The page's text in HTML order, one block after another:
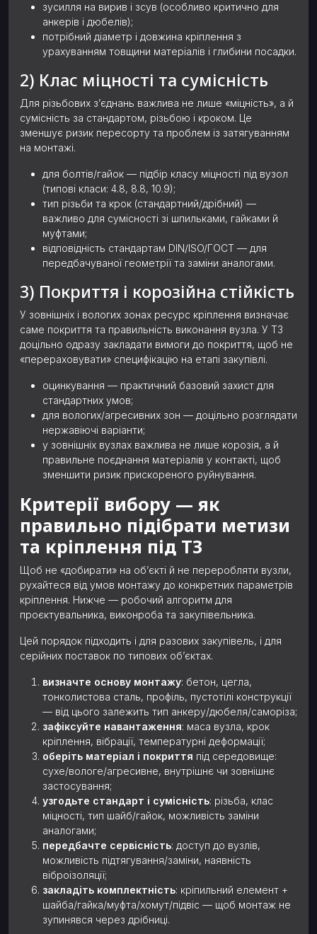
зусилля на вирив і зсув (особливо критично для
анкерів і дюбелів);
потрібний діаметр і довжина кріплення з
урахуванням товщини матеріалів і глибини посадки.
2) Клас міцності та сумісність
Для різьбових з’єднань важлива не лише «міцність», а й
сумісність за стандартом, різьбою і кроком. Це
зменшує ризик пересорту та проблем із затягуванням
на монтажі.
для болтів/гайок — підбір класу міцності під вузол
(типові класи: 4.8, 8.8, 10.9);
тип різьби та крок (стандартний/дрібний) —
важливо для сумісності зі шпильками, гайками й
муфтами;
відповідність стандартам DIN/ISO/ГОСТ — для
передбачуваної геометрії та заміни аналогами.
3) Покриття і корозійна стійкість
У зовнішніх і вологих зонах ресурс кріплення визначає
саме покриття та правильність виконання вузла. У ТЗ
доцільно одразу закладати вимоги до покриття, щоб не
«перераховувати» специфікацію на етапі закупівлі.
оцинкування — практичний базовий захист для
стандартних умов;
для вологих/агресивних зон — доцільно розглядати
нержавіючі варіанти;
у зовнішніх вузлах важлива не лише корозія, а й
правильне поєднання матеріалів у контакті, щоб
зменшити ризик прискореного руйнування.
Критерії вибору — як
правильно підібрати метизи
та кріплення під ТЗ
Щоб не «добирати» на об’єкті й не переробляти вузли,
рухайтеся від умов монтажу до конкретних параметрів
кріплення. Нижче — робочий алгоритм для
проєктувальника, виконроба та закупівельника.
Цей порядок підходить і для разових закупівель, і для
серійних поставок по типових об’єктах.
визначте основу монтажу: бетон, цегла,
тонколистова сталь, профіль, пустотілі конструкції
— від цього залежить тип анкеру/дюбеля/саморіза;
зафіксуйте навантаження: маса вузла, крок
кріплення, вібрації, температурні деформації;
оберіть матеріал і покриття під середовище:
сухе/вологе/агресивне, внутрішнє чи зовнішнє
застосування;
узгодьте стандарт і сумісність: різьба, клас
міцності, тип шайб/гайок, можливість заміни
аналогами;
передбачте сервісність: доступ до вузлів,
можливість підтягування/заміни, наявність
віброізоляції;
закладіть комплектність: кріпильний елемент +
шайба/гайка/муфта/хомут/підвіс — щоб монтаж не
зупинявся через дрібниці.